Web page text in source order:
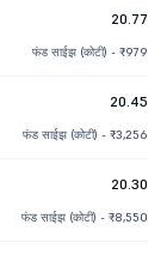
20.77
फंड साईझ (कोटी) - ₹979
20.45
फंड साईझ (कोटी) - ₹3,256
20.30
फंड साईझ (कोटी) - ₹8,550